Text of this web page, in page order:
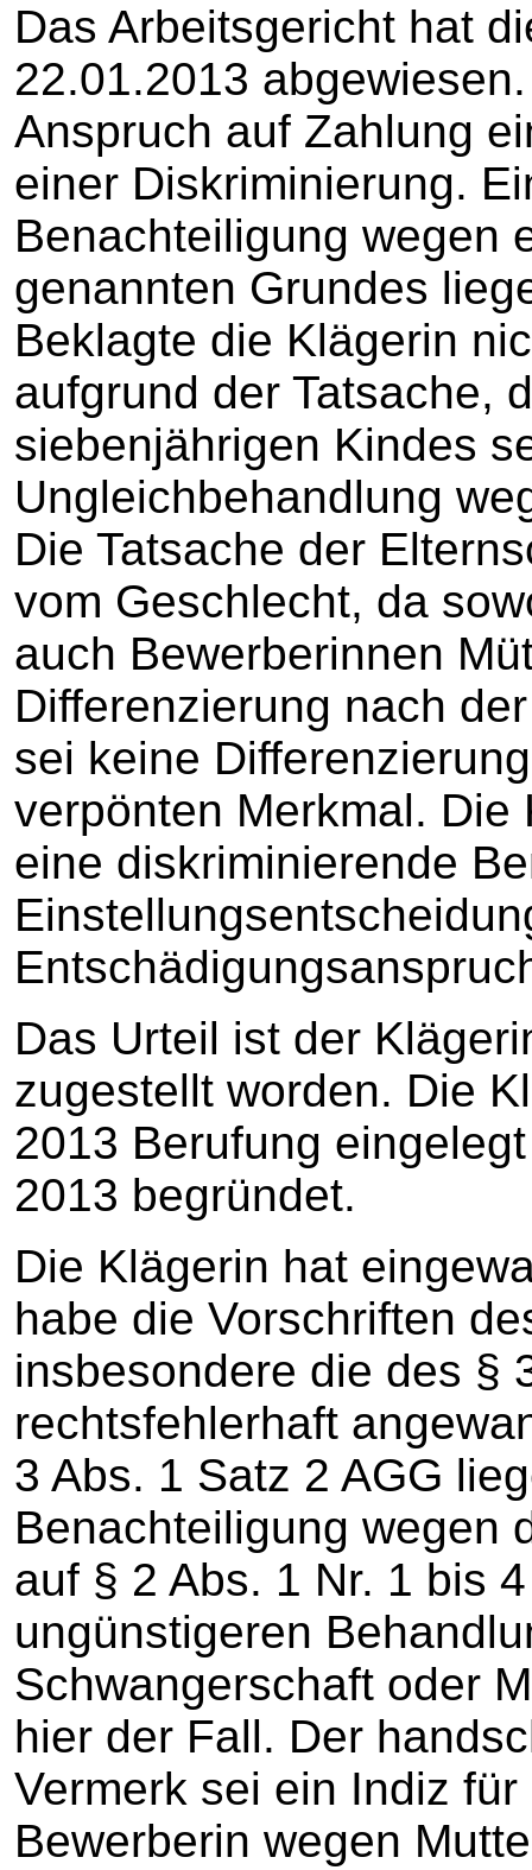
Das Arbeitsgericht hat
22.01.2013
Anspruch auf Zahlung
einer Diskriminierung.
Benachteiligung wegen
genannten Grundes
Beklagte die Klägerin
aufgrund der Tatsache,
siebenjährigen Kindes
Ungleichbehandlung
Die Tatsache der
vom Geschlecht, da
auch Bewerberinnen
Differenzierung nach
sei keine
verpönten Merkmal.
eine diskriminierende
Das Urteil ist der
zugestellt worden. Die
2013 Berufung
2013 begründet.
Die Klägerin hat
habe die Vorschriften
insbesondere die des §
rechtsfehlerhaft
3 Abs. 1 Satz 2 AGG
Benachteiligung wegen
auf § 2 Abs. 1 Nr. 1 bis
ungünstigeren
Schwangerschaft oder
hier der Fall. Der
Vermerk sei ein Indiz
Bewerberin wegen